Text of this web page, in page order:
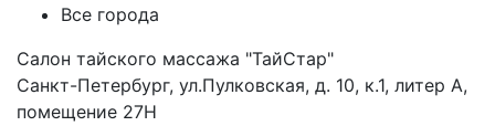
Все города
Салон тайского массажа "ТайСтар"
Санкт-Петербург, ул.Пулковская, д. 10, к.1, литер А,
помещение 27Н